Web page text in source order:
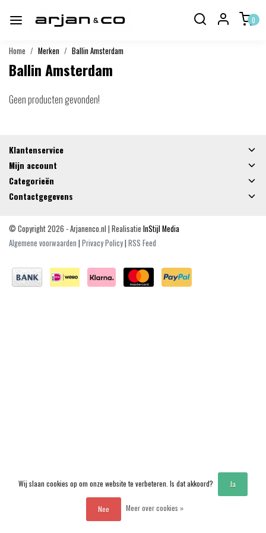
0
Home Merken Ballin Amsterdam
Ballin Amsterdam
Geen producten gevonden!
Klantenservice
Mijn account
Categorieën
Contactgegevens
© Copyright 2026 - Arjanenco.nl | Realisatie InStijl Media
Algemene voorwaarden | Privacy Policy| RSS Feed
Wij slaan cookies op om onze website te verbeteren. Is dat akkoord? Ja
Nee Meer over cookies »